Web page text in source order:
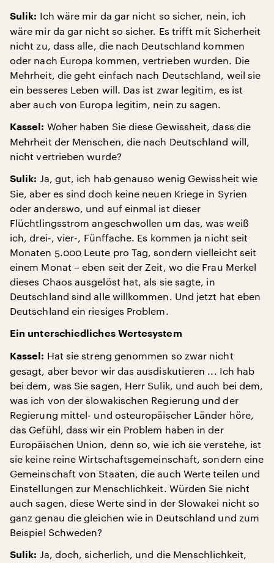
Sulik: Ich wäre mir da gar nicht so sicher, nein, ich
wäre mir da gar nicht so sicher. Es trifft mit Sicherheit
nicht zu, dass alle, die nach Deutschland kommen
oder nach Europa kommen, vertrieben wurden. Die
Mehrheit, die geht einfach nach Deutschland, weil sie
ein besseres Leben will. Das ist zwar legitim, es ist
aber auch von Europa legitim, nein zu sagen.
Kassel: Woher haben Sie diese Gewissheit, dass die
Mehrheit der Menschen, die nach Deutschland will,
nicht vertrieben wurde?
Sulik: Ja, gut, ich hab genauso wenig Gewissheit wie
Sie, aber es sind doch keine neuen Kriege in Syrien
oder anderswo, und auf einmal ist dieser
Flüchtlingsstrom angeschwollen um das, was weiß
ich, drei-, vier-, Fünffache. Es kommen ja nicht seit
Monaten 5.000 Leute pro Tag, sondern vielleicht seit
einem Monat – eben seit der Zeit, wo die Frau Merkel
dieses Chaos ausgelöst hat, als sie sagte, in
Deutschland sind alle willkommen. Und jetzt hat eben
Deutschland ein riesiges Problem.
Ein unterschiedliches Wertesystem
Kassel: Hat sie streng genommen so zwar nicht
gesagt, aber bevor wir das ausdiskutieren ... Ich hab
bei dem, was Sie sagen, Herr Sulik, und auch bei dem,
was ich von der slowakischen Regierung und der
Regierung mittel- und osteuropäischer Länder höre,
das Gefühl, dass wir ein Problem haben in der
Europäischen Union, denn so, wie ich sie verstehe, ist
sie keine reine Wirtschaftsgemeinschaft, sondern eine
Gemeinschaft von Staaten, die auch Werte teilen und
Einstellungen zur Menschlichkeit. Würden Sie nicht
auch sagen, diese Werte sind in der Slowakei nicht so
ganz genau die gleichen wie in Deutschland und zum
Beispiel Schweden?
Sulik: Ja, doch, sicherlich, und die Menschlichkeit,